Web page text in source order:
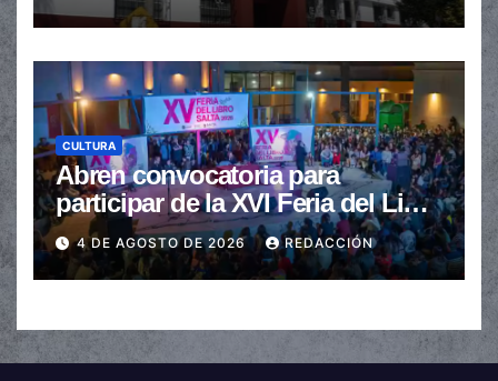
CULTURA
Abren convocatoria para
participar de la XVI Feria del Libro
de Salta
4 DE AGOSTO DE 2026 REDACCIÓN